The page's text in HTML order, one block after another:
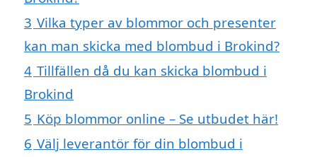
3 Vilka typer av blommor och presenter
kan man skicka med blombud i Brokind?
4 Tillfällen då du kan skicka blombud i
Brokind
5 Köp blommor online – Se utbudet här!
6 Välj leverantör för din blombud i